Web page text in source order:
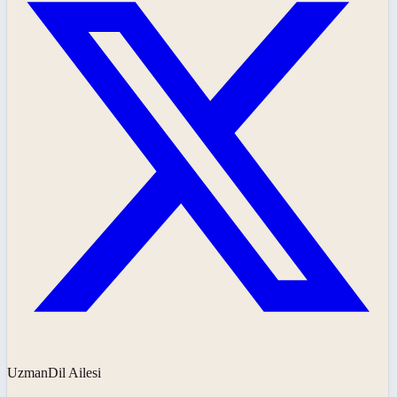
UzmanDil Ailesi